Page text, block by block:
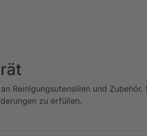
Reinigungsutensilien und
zu erfüllen.